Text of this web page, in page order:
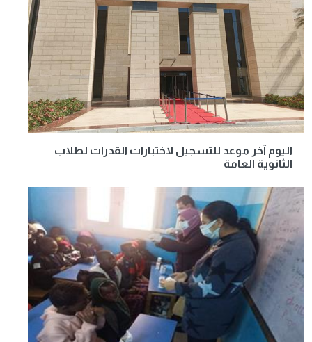
اليوم آخر موعد للتسجيل لاختبارات القدرات لطلاب
الثانوية العامة